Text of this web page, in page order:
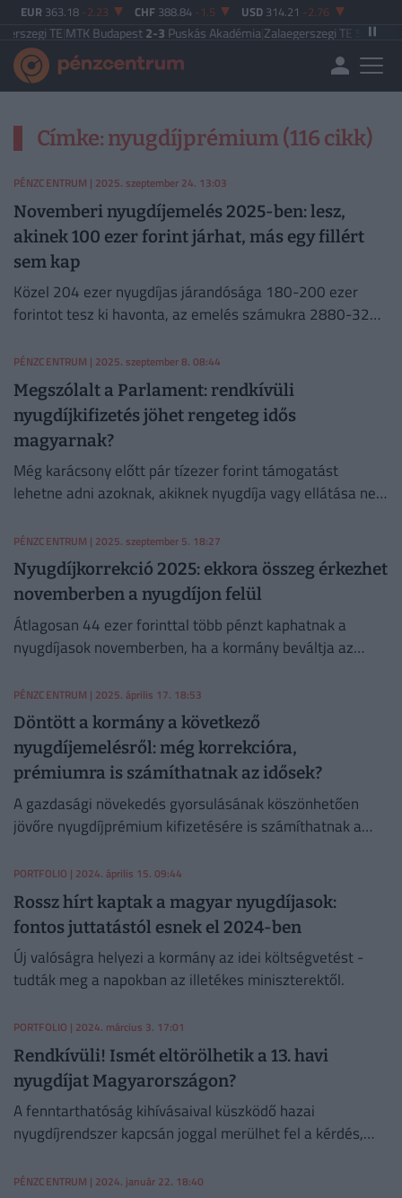
EUR 363.18 -2.23 CHF 388.84 -1.5 USD 314.21 -2.76
TE|MTK Budapest2-3Puskás Akadémia|Zalaegerszegi TE5-2 Paksi
Címke: nyugdíjprémium (116 cikk)
PÉNZCENTRUM | 2025. szeptember 24. 13:03
Novemberi nyugdíjemelés 2025-ben: lesz,
akinek 100 ezer forint járhat, más egy fillért
sem kap
Közel 204 ezer nyugdíjas járandósága 180-200 ezer
forintot tesz ki havonta, az emelés számukra 2880-3200
forintos kompenzációt.
PÉNZCENTRUM | 2025. szeptember 8. 08:44
Megszólalt a Parlament: rendkívüli
nyugdíjkifizetés jöhet rengeteg idős
magyarnak?
Még karácsony előtt pár tízezer forint támogatást
lehetne adni azoknak, akiknek nyugdíja vagy ellátása nem
Mihály.
PÉNZCENTRUM | 2025. szeptember 5. 18:27
Nyugdíjkorrekció 2025: ekkora összeg érkezhet
novemberben a nyugdíjon felül
Átlagosan 44 ezer forinttal több pénzt kaphatnak a
nyugdíjasok novemberben, ha a kormány beváltja az
PÉNZCENTRUM | 2025. április 17. 18:53
Döntött a kormány a következő
nyugdíjemelésről: még korrekcióra,
prémiumra is számíthatnak az idősek?
A gazdasági növekedés gyorsulásának köszönhetően
jövőre nyugdíjprémium kifizetésére is számíthatnak a
PORTFOLIO | 2024. április 15. 09:44
Rossz hírt kaptak a magyar nyugdíjasok:
fontos juttatástól esnek el 2024-ben
Új valóságra helyezi a kormány az idei költségvetést -
tudták meg a napokban az illetékes miniszterektől.
PORTFOLIO | 2024. március 3. 17:01
Rendkívüli! Ismét eltörölhetik a 13. havi
nyugdíjat Magyarországon?
A fenntarthatóság kihívásaival küszködő hazai
nyugdíjrendszer kapcsán joggal merülhet fel a kérdés,
visszahozott 13. havi nyugdíj.
PÉNZCENTRUM | 2024. január 22. 18:40